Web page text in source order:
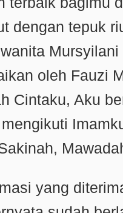
dengan tepuk
oleh Fauzi
Cintaku, Aku
yang